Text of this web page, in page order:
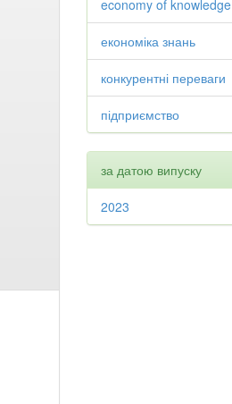
economy of knowledge
економіка знань
конкурентні переваги
підприємство
за датою випуску
2023